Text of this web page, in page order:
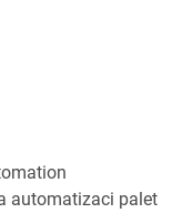
automatizaci palet